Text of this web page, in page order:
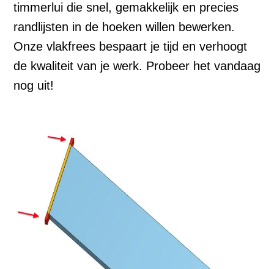
timmerlui die snel, gemakkelijk en precies
randlijsten in de hoeken willen bewerken.
Onze vlakfrees bespaart je tijd en verhoogt
de kwaliteit van je werk. Probeer het vandaag
nog uit!